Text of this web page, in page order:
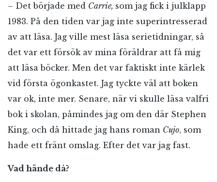
– Det började med Carrie, som jag fick i julklapp
1983. På den tiden var jag inte superintresserad
av att läsa. Jag ville mest läsa serietidningar, så
det var ett försök av mina föräldrar att få mig
att läsa böcker. Men det var faktiskt inte kärlek
vid första ögonkastet. Jag tyckte väl att boken
var ok, inte mer. Senare, när vi skulle läsa valfri
bok i skolan, påmindes jag om den där Stephen
King, och då hittade jag hans roman Cujo, som
hade ett fränt omslag. Efter det var jag fast.
Vad hände då?